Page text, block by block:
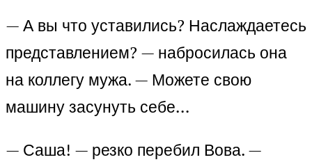
— А вы что уставились? Наслаждаетесь
представлением? — набросилась она
на коллегу мужа. — Можете свою
машину засунуть себе…
— Саша! — резко перебил Вова. —